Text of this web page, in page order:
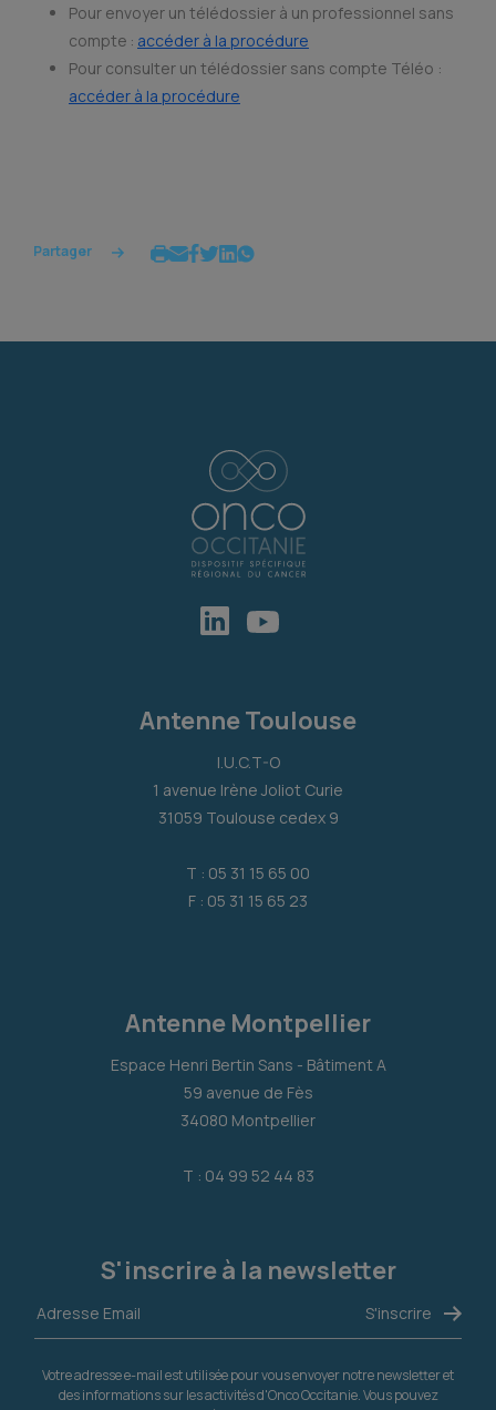
Pour envoyer un télédossier à un professionnel sans
compte : accéder à la procédure
Pour consulter un télédossier sans compte Téléo :
accéder à la procédure
Partager
Antenne Toulouse
I.U.C.T-O
1 avenue Irène Joliot Curie
31059 Toulouse cedex 9
T : 05 31 15 65 00
F : 05 31 15 65 23
Antenne Montpellier
Espace Henri Bertin Sans - Bâtiment A
59 avenue de Fès
34080 Montpellier
T : 04 99 52 44 83
S'inscrire à la newsletter
Votre adresse e-mail est utilisée pour vous envoyer notre newsletter et
des informations sur les activités d'Onco Occitanie. Vous pouvez